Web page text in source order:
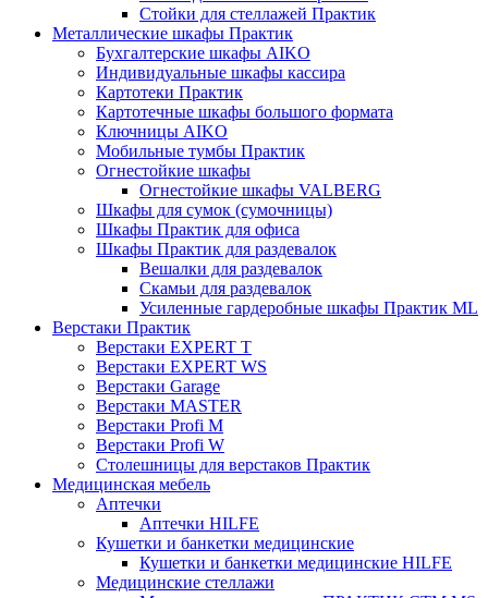
Стойки для стеллажей Практик
Металлические шкафы Практик
Бухгалтерские шкафы AIKO
Индивидуальные шкафы кассира
Картотеки Практик
Картотечные шкафы большого формата
Ключницы AIKO
Мобильные тумбы Практик
Огнестойкие шкафы
Огнестойкие шкафы VALBERG
Шкафы для сумок (сумочницы)
Шкафы Практик для офиса
Шкафы Практик для раздевалок
Вешалки для раздевалок
Скамьи для раздевалок
Усиленные гардеробные шкафы Практик ML
Верстаки Практик
Верстаки EXPERT T
Верстаки EXPERT WS
Верстаки Garage
Верстаки MASTER
Верстаки Profi M
Верстаки Profi W
Столешницы для верстаков Практик
Медицинская мебель
Аптечки
Аптечки HILFE
Кушетки и банкетки медицинские
Кушетки и банкетки медицинские HILFE
Медицинские стеллажи